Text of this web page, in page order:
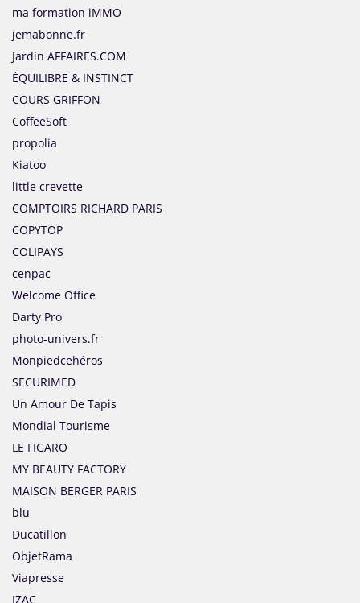
ma formation iMMO
jemabonne.fr
Jardin AFFAIRES.COM
ÉQUILIBRE & INSTINCT
COURS GRIFFON
CoffeeSoft
propolia
Kiatoo
little crevette
COMPTOIRS RICHARD PARIS
COPYTOP
COLIPAYS
cenpac
Welcome Office
Darty Pro
photo-univers.fr
Monpiedcehéros
SECURIMED
Un Amour De Tapis
Mondial Tourisme
LE FIGARO
MY BEAUTY FACTORY
MAISON BERGER PARIS
blu
Ducatillon
ObjetRama
Viapresse
IZAC